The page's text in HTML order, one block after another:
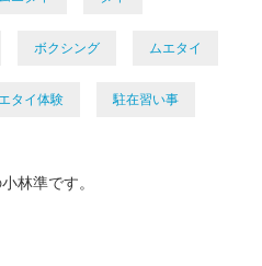
ボクシング ムエタイ
タイ体験 駐在習い事
林準です。